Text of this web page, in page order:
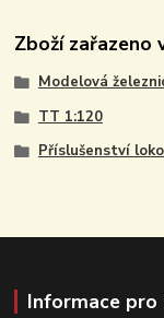
Zboží zařazeno
Modelová
TT 1:120
Příslušenství
Informace pro